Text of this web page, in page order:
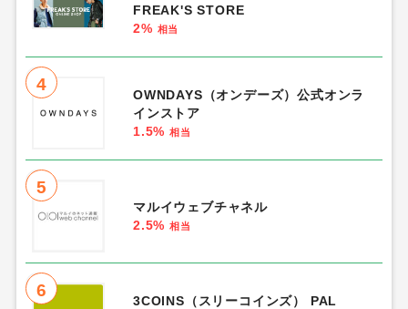
FREAK'S STORE
2% 相当
4
OWNDAYS（オンデーズ）公式オンラ
インストア
1.5% 相当
5
マルイウェブチャネル
2.5% 相当
6
3COINS（スリーコインズ） PAL